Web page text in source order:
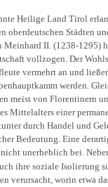
Heilige Land Tirol
oberdeutschen Städten
Meinhard II. (1238-1295)
vollzogen. Der
vermehrt an und
werden.
meist von Florentinern
Mittelalters einer
durch Handel und
Bedeutung. Eine
nicht unerheblich bei.
ihre soziale Isolierung
verursacht, worin etwa